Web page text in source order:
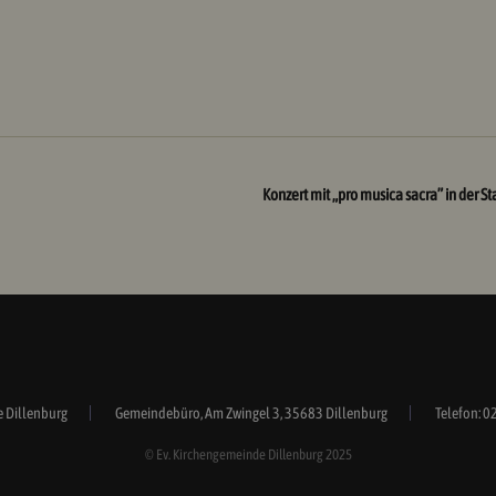
Konzert mit „pro musica sacra” in der
Dillenburg Gemeindebüro, Am Zwingel 3, 35683 Dillenburg Telefon:
© Ev. Kirchengemeinde Dillenburg 2025